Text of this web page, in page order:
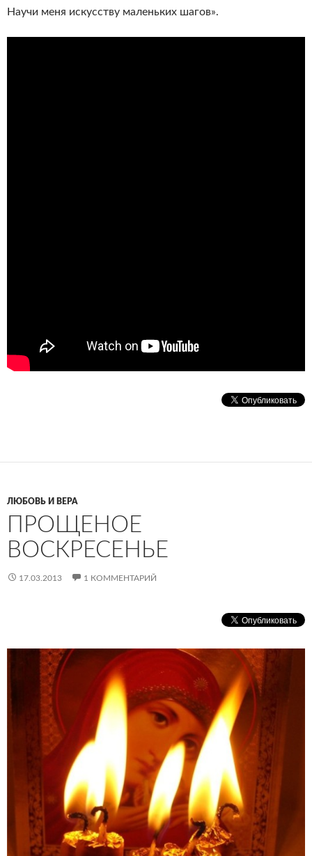
Научи меня искусству маленьких шагов».
ЛЮБОВЬ И ВЕРА
ПРОЩЕНОЕ
ВОСКРЕСЕНЬЕ
17.03.2013 1 КОММЕНТАРИЙ